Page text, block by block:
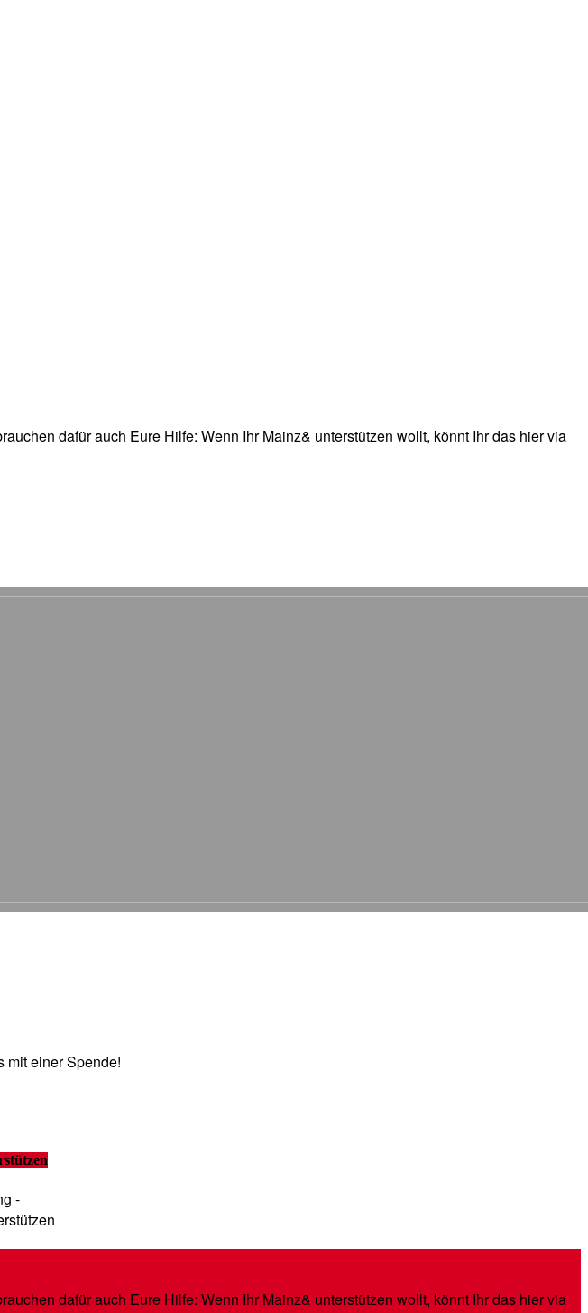
dafür auch Eure Hilfe: Wenn Ihr Mainz& unterstützen wollt, könnt Ihr das hier via
mit einer Spende!
-
dafür auch Eure Hilfe: Wenn Ihr Mainz& unterstützen wollt, könnt Ihr das hier via